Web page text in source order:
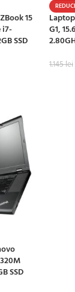
15
i7-
SSD
G1,
1.145lei
SSD